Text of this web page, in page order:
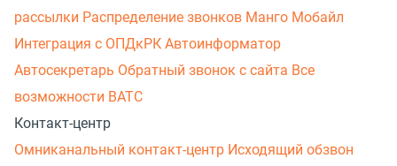
рассылки Распределение звонков Манго Мобайл
Интеграция с ОПДкРК Автоинформатор
Автосекретарь Обратный звонок с сайта Все
возможности ВАТС
Контакт-центр
Омниканальный контакт-центр Исходящий обзвон